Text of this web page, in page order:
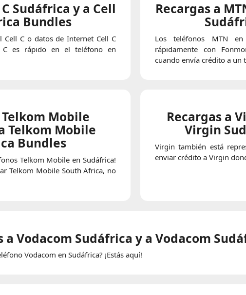
Sudáfrica y a Cell
Bundles
Cell C o datos de Internet Cell C
es rápido en el teléfono en
Recargas a
Los teléfonos MTN
rápidamente con
cuando envía crédito a un
Telkom Mobile
Telkom Mobile
Bundles
Telkom Mobile en Sudáfrica!
Telkom Mobile South Africa, no
Recargas a
Virgin
Virgin también está
enviar crédito a Virgin
a Vodacom Sudáfrica y a Vodacom
Vodacom en Sudáfrica? ¡Estás aquí!